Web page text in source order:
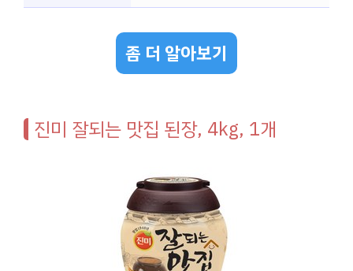
좀 더 알아보기
진미 잘되는 맛집 된장, 4kg, 1개